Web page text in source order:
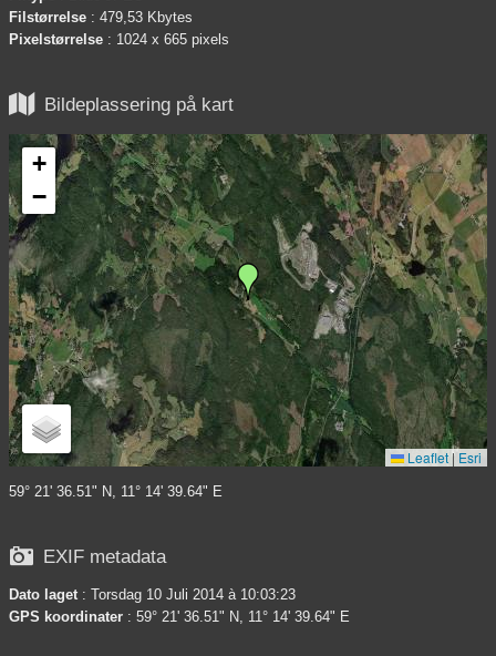
Filstørrelse : 479,53 Kbytes
Pixelstørrelse : 1024 x 665 pixels
 Bildeplassering på kart
+
−
Leaflet| Esri
59° 21' 36.51" N, 11° 14' 39.64" E
 EXIF metadata
Dato laget: Torsdag 10 Juli 2014 à 10:03:23
GPS koordinater : 59° 21' 36.51" N, 11° 14' 39.64" E